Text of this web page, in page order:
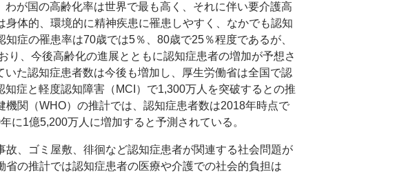
が国の高齢化率は世界で最も高く、それに伴い要介護高
体的、環境的に精神疾患に罹患しやすく、なかでも認知
症の罹患率は70歳では5％、80歳で25％程度であるが、
り、今後高齢化の進展とともに認知症患者の増加が予想さ
た認知症患者数は今後も増加し、厚生労働省は全国で認
症と軽度認知障害（MCI）で1,300万人を突破するとの推
関（WHO）の推計では、認知症患者数は2018年時点で
に1億5,200万人に増加すると予測されている。
、ゴミ屋敷、徘徊など認知症患者が関連する社会問題が
の推計では認知症患者の医療や介護での社会的負担は